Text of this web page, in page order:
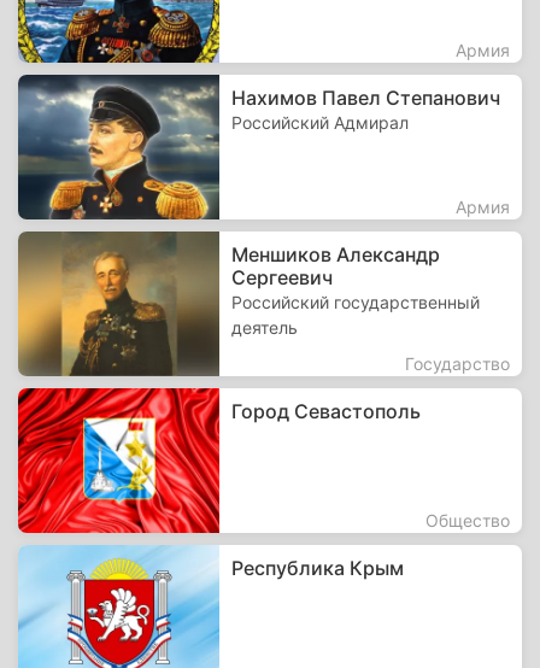
Армия
Нахимов Павел Степанович
Российский Адмирал
Армия
Меншиков Александр
Сергеевич
Российский государственный
деятель
Государство
Город Севастополь
Общество
Республика Крым